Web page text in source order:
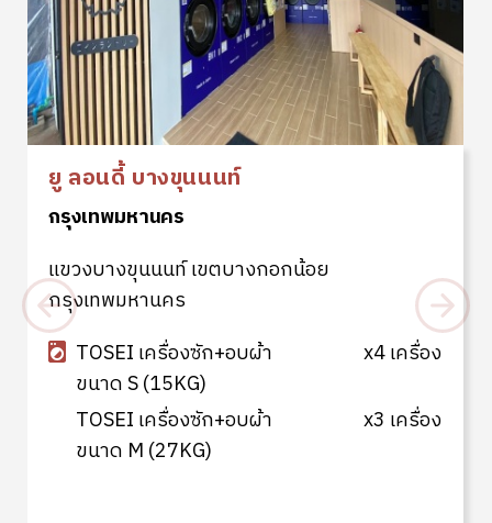
ยู ลอนดี้ บางขุนนนท์
กรุงเทพมหานคร
แขวงบางขุนนนท์ เขตบางกอกน้อย
กรุงเทพมหานคร
TOSEI เครื่องซัก+อบผ้า
ขนาด S (15KG)
x4 เครื่อง
TOSEI เครื่องซัก+อบผ้า
ขนาด M (27KG)
x3 เครื่อง